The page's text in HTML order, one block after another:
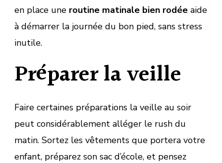
en place une routine matinale bien rodée aide
à démarrer la journée du bon pied, sans stress
inutile.
Préparer la veille
Faire certaines préparations la veille au soir
peut considérablement alléger le rush du
matin. Sortez les vêtements que portera votre
enfant, préparez son sac d’école, et pensez